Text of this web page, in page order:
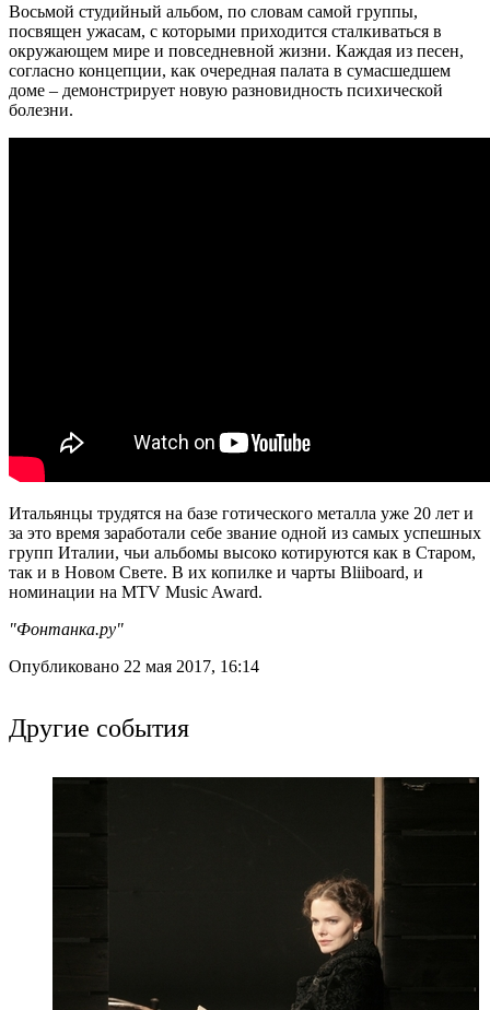
Восьмой студийный альбом, по словам самой группы,
посвящен ужасам, с которыми приходится сталкиваться в
окружающем мире и повседневной жизни. Каждая из песен,
согласно концепции, как очередная палата в сумасшедшем
доме – демонстрирует новую разновидность психической
болезни.
Итальянцы трудятся на базе готического металла уже 20 лет и
за это время заработали себе звание одной из самых успешных
групп Италии, чьи альбомы высоко котируются как в Старом,
так и в Новом Свете. В их копилке и чарты Bliiboard, и
номинации на MTV Music Award.
"Фонтанка.ру"
Опубликовано 22 мая 2017, 16:14
Другие события